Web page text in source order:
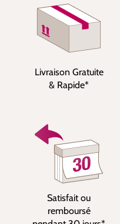
Livraison Gratuite
& Rapide*
Satisfait ou
remboursé